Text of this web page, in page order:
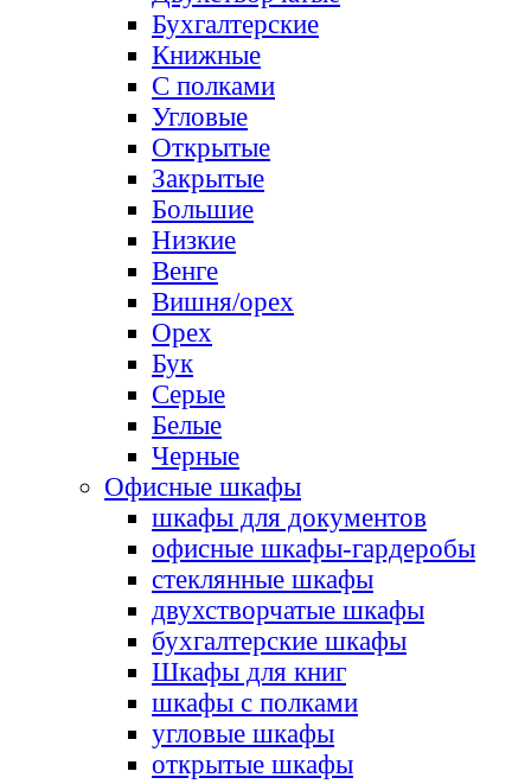
Бухгалтерские
Книжные
С полками
Угловые
Открытые
Закрытые
Большие
Низкие
Венге
Вишня/орех
Орех
Бук
Серые
Белые
Черные
Офисные шкафы
шкафы для документов
офисные шкафы-гардеробы
стеклянные шкафы
двухстворчатые шкафы
бухгалтерские шкафы
Шкафы для книг
шкафы с полками
угловые шкафы
открытые шкафы